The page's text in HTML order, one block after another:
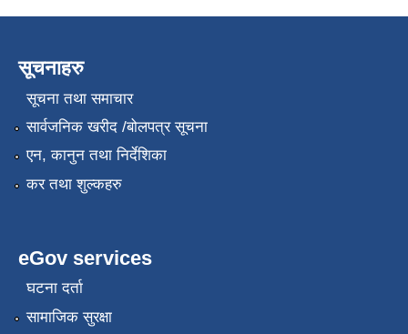
सूचनाहरु
सूचना तथा समाचार
सार्वजनिक खरीद /बोलपत्र सूचना
एन, कानुन तथा निर्देशिका
कर तथा शुल्कहरु
eGov services
घटना दर्ता
सामाजिक सुरक्षा